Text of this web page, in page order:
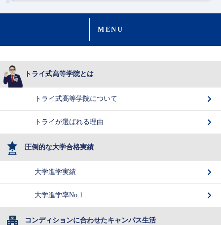
MENU
トライ式高等学院とは
トライ式高等学院について
トライが選ばれる理由
圧倒的な大学合格実績
大学進学実績
大学進学率No.1
コンディションに合わせたキャンパス生活